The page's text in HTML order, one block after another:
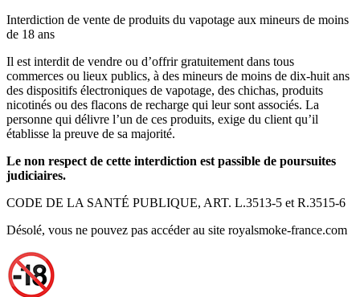
Interdiction de vente de produits du vapotage aux mineurs de moins
de 18 ans
Il est interdit de vendre ou d’offrir gratuitement dans tous
commerces ou lieux publics, à des mineurs de moins de dix-huit ans
des dispositifs électroniques de vapotage, des chichas, produits
nicotinés ou des flacons de recharge qui leur sont associés. La
personne qui délivre l’un de ces produits, exige du client qu’il
établisse la preuve de sa majorité.
Le non respect de cette interdiction est passible de poursuites
judiciaires.
CODE DE LA SANTÉ PUBLIQUE, ART. L.3513-5 et R.3515-6
Désolé, vous ne pouvez pas accéder au site royalsmoke-france.com